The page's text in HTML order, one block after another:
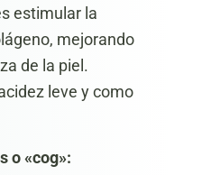
estimular la
mejorando
de la piel.
leve y como
o «cog»: